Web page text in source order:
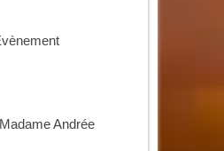
Andrée